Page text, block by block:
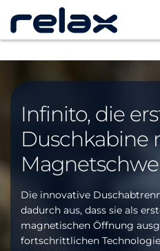
Infinito, die
Duschkabine
Die innovative
dadurch aus, dass sie als
magnetischen Öffnung
fortschrittlichen